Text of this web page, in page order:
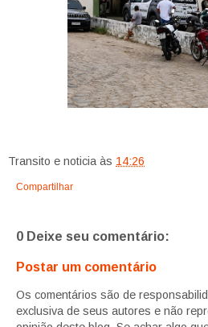
Transito e noticia às 14:26
Compartilhar
0 Deixe seu comentário:
Postar um comentário
Os comentários são de
exclusiva de seus autores e não